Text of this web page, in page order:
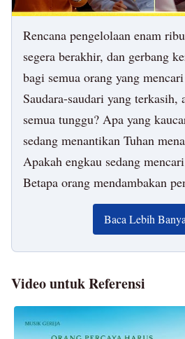
Rencana pengelolaan enam
segera berakhir, dan gerbang
bagi semua orang yang
Saudara-saudari yang terkasih,
semua tunggu? Apa yang
sedang menantikan Tuhan
Apakah engkau sedang
Betapa orang mendambakan
Dan betapa sulitnya
Di zaman seperti ini, di dunia
kita lakukan untuk
Tuhan? Pertanyaan-pertanyaan
oleh semua orang yang
Baca Lebih
Video untuk Referensi